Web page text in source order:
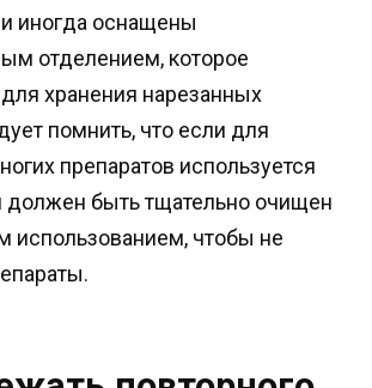
иногда оснащены
отделением, которое
хранения нарезанных
помнить, что если для
препаратов используется
должен быть тщательно очищен
использованием, чтобы не